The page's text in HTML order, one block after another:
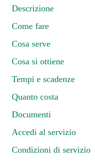
Descrizione
Come fare
Cosa serve
Cosa si ottiene
Tempi e scadenze
Quanto costa
Documenti
Accedi al servizio
Condizioni di servizio